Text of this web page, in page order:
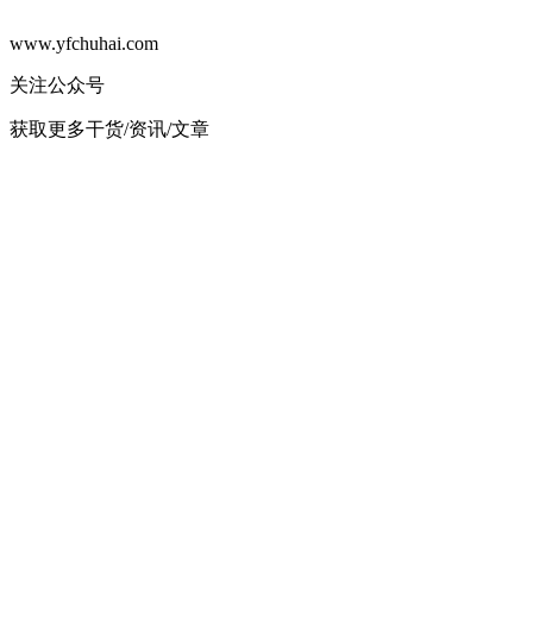
www.yfchuhai.com
关注公众号
获取更多干货/资讯/文章